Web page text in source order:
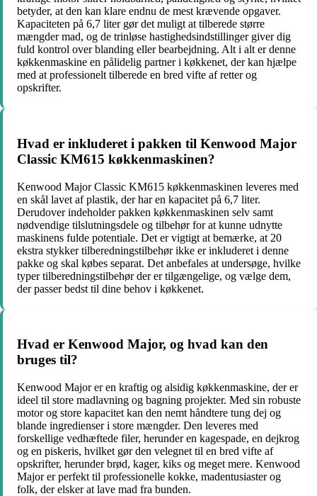
betyder, at den kan klare endnu de mest krævende opgaver.
Kapaciteten på 6,7 liter gør det muligt at tilberede større
mængder mad, og de trinløse hastighedsindstillinger giver dig
fuld kontrol over blanding eller bearbejdning. Alt i alt er denne
køkkenmaskine en pålidelig partner i køkkenet, der kan hjælpe
med at professionelt tilberede en bred vifte af retter og
opskrifter.
Hvad er inkluderet i pakken til Kenwood Major
Classic KM615 køkkenmaskinen?
Kenwood Major Classic KM615 køkkenmaskinen leveres med
en skål lavet af plastik, der har en kapacitet på 6,7 liter.
Derudover indeholder pakken køkkenmaskinen selv samt
nødvendige tilslutningsdele og tilbehør for at kunne udnytte
maskinens fulde potentiale. Det er vigtigt at bemærke, at 20
ekstra stykker tilberedningstilbehør ikke er inkluderet i denne
pakke og skal købes separat. Det anbefales at undersøge, hvilke
typer tilberedningstilbehør der er tilgængelige, og vælge dem,
der passer bedst til dine behov i køkkenet.
Hvad er Kenwood Major, og hvad kan den
bruges til?
Kenwood Major er en kraftig og alsidig køkkenmaskine, der er
ideel til store madlavning og bagning projekter. Med sin robuste
motor og store kapacitet kan den nemt håndtere tung dej og
blande ingredienser i store mængder. Den leveres med
forskellige vedhæftede filer, herunder en kagespade, en dejkrog
og en piskeris, hvilket gør den velegnet til en bred vifte af
opskrifter, herunder brød, kager, kiks og meget mere. Kenwood
Major er perfekt til professionelle kokke, madentusiaster og
folk, der elsker at lave mad fra bunden.